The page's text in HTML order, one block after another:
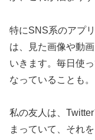
特にSNS系のアプ
は、見た画像や動
いきます。毎日使
なっていることも。
私の友人は、
まっていて、それ